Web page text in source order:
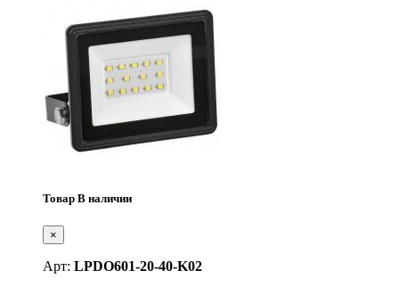
Товар В наличии
×
Арт: LPDO601-20-40-K02